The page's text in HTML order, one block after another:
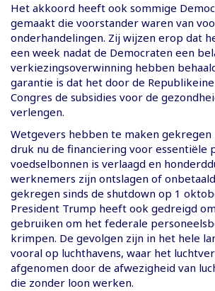
Het akkoord heeft ook sommige
gemaakt die voorstander waren van
onderhandelingen. Zij wijzen erop dat
een week nadat de Democraten een
verkiezingsoverwinning hebben
garantie is dat het door de
Congres de subsidies voor de
verlengen.
Wetgevers hebben te maken
druk nu de financiering voor essentiële
voedselbonnen is verlaagd en
werknemers zijn ontslagen of
gekregen sinds de shutdown op 1
President Trump heeft ook gedreigd
gebruiken om het federale
krimpen. De gevolgen zijn in het hele
vooral op luchthavens, waar het
afgenomen door de afwezigheid van
die zonder loon werken.